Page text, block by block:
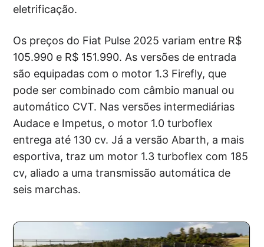
eletrificação.
Os preços do Fiat Pulse 2025 variam entre R$
105.990 e R$ 151.990. As versões de entrada
são equipadas com o motor 1.3 Firefly, que
pode ser combinado com câmbio manual ou
automático CVT. Nas versões intermediárias
Audace e Impetus, o motor 1.0 turboflex
entrega até 130 cv. Já a versão Abarth, a mais
esportiva, traz um motor 1.3 turboflex com 185
cv, aliado a uma transmissão automática de
seis marchas.